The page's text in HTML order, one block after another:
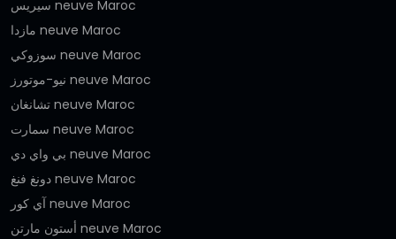
سيريس neuve Maroc
مازدا neuve Maroc
سوزوكي neuve Maroc
نيو-موتورز neuve Maroc
تشانغان neuve Maroc
سمارت neuve Maroc
بي واي دي neuve Maroc
دونغ فنغ neuve Maroc
آي كور neuve Maroc
أستون مارتن neuve Maroc